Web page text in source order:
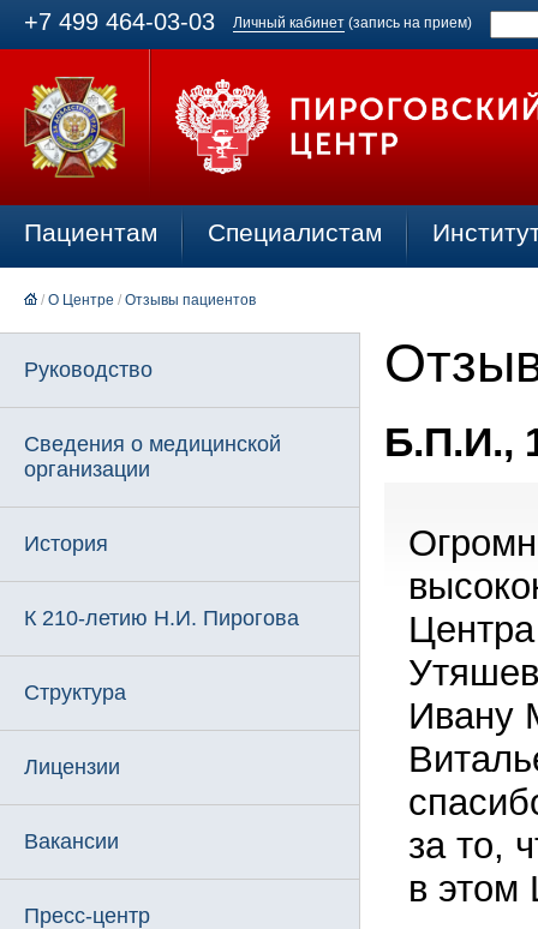
+7 499 464-03-03 Личный кабинет (запись на прием)
Пациентам Специалистам
/ О Центре / Отзывы пациентов
Руководство
Сведения о медицинской
организации
История
К 210-летию Н.И. Пирогова
Структура
Лицензии
Вакансии
Пресс-центр
Б.П.И.,
Ивану
за то,
в этом